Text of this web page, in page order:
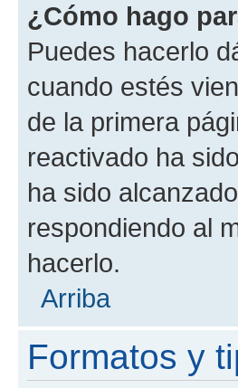
¿Cómo hago
Puedes hacerlo
cuando estés
de la primera
reactivado ha
ha sido
respondiendo al
hacerlo.
Arriba
Formatos y